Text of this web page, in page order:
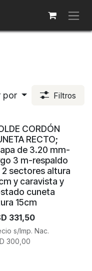
por Filtros
CORDÓN
RECTO;
de 3.20 mm-
3 m-respaldo
2 sectores altura
y caravista y
cuneta
15cm
331,50
s/Imp. Nac.
300,00